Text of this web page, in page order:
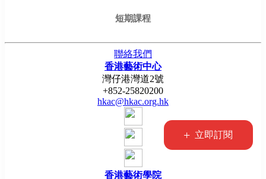
+ 立即訂閱
短期課程
聯絡我們
香港藝術中心
灣仔港灣道2號
+852-25820200
hkac@hkac.org.hk
香港藝術學院